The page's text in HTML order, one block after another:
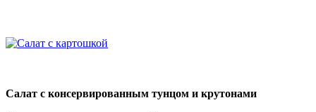
Салат с консервированным тунцом и крутонами